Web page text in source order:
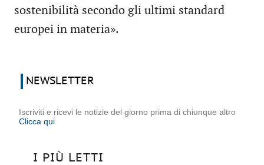
sostenibilità secondo gli ultimi standard
europei in materia».
NEWSLETTER
Iscriviti e ricevi le notizie del giorno prima di chiunque altro
Clicca qui
I PIÙ LETTI